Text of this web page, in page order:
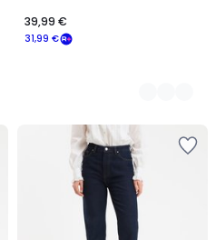
31,99 €
39,99 €